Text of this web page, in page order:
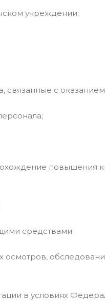
учреждении;
связанные с
повышения
средствами;
осмотров,
в условиях